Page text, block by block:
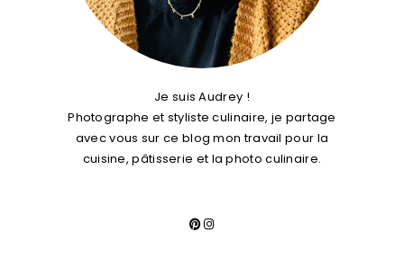
Je suis Audrey !
Photographe et styliste culinaire, je partage
avec vous sur ce blog mon travail pour la
cuisine, pâtisserie et la photo culinaire.